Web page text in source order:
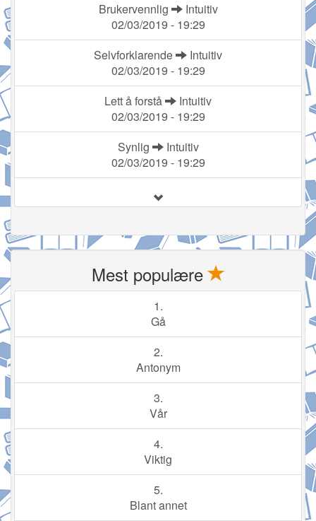
Brukervennlig
Intuitiv
02/03/2019 - 19:29
Selvforklarende
Intuitiv
02/03/2019 - 19:29
Lett å forstå
Intuitiv
02/03/2019 - 19:29
Synlig
Intuitiv
02/03/2019 - 19:29
Mest populære
1.
Gå
2.
Antonym
3.
Vår
4.
Viktig
5.
Blant annet